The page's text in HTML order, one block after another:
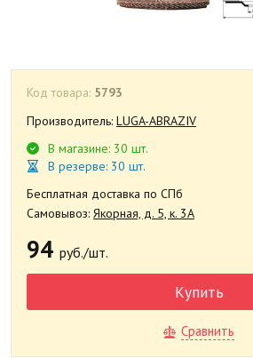
Код товара: 5793
Производитель: LUGA-ABRAZIV
В магазине: 30 шт.
В резерве: 30 шт.
Бесплатная доставка по СПб
Самовывоз: Якорная, д. 5, к. 3А
94 руб./шт.
Купить
Сравнить